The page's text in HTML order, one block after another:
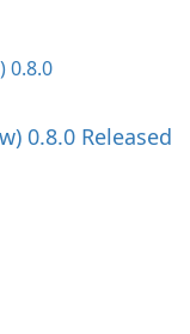
0.8.0 Released